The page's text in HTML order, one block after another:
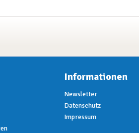
Informationen
Newsletter
Datenschutz
Impressum